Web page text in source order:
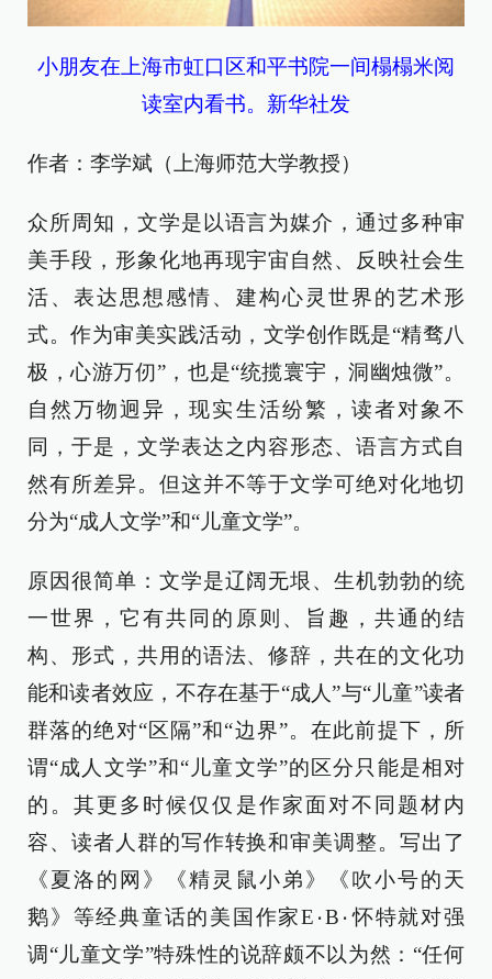
小朋友在上海市虹口区和平书院一间榻榻米阅
读室内看书。新华社发
作者：李学斌（上海师范大学教授）
众所周知，文学是以语言为媒介，通过多种审
美手段，形象化地再现宇宙自然、反映社会生
活、表达思想感情、建构心灵世界的艺术形
式。作为审美实践活动，文学创作既是“精骛八
极，心游万仞”，也是“统揽寰宇，洞幽烛微”。
自然万物迥异，现实生活纷繁，读者对象不
同，于是，文学表达之内容形态、语言方式自
然有所差异。但这并不等于文学可绝对化地切
分为“成人文学”和“儿童文学”。
原因很简单：文学是辽阔无垠、生机勃勃的统
一世界，它有共同的原则、旨趣，共通的结
构、形式，共用的语法、修辞，共在的文化功
能和读者效应，不存在基于“成人”与“儿童”读者
群落的绝对“区隔”和“边界”。在此前提下，所
谓“成人文学”和“儿童文学”的区分只能是相对
的。其更多时候仅仅是作家面对不同题材内
容、读者人群的写作转换和审美调整。写出了
《夏洛的网》《精灵鼠小弟》《吹小号的天
鹅》等经典童话的美国作家E٠B٠怀特就对强
调“儿童文学”特殊性的说辞颇不以为然：“任何